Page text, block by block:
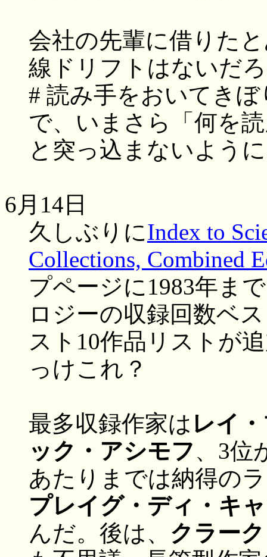
会社の先輩に借りた
線ドリフトはないだ
# 読み手をおいてき
で、いまさら「何を
と突っ込まないよう
6月14日
久しぶりにIndex to
Collections, Combined
プページに1983年ま
ロジーの収録回数ベ
スト10作品リストが
っけこれ？
最多収録作家は レイ
ック・アシモフ、3位
あたりまでは納得の
プレイグ・ディ・キ
んだ。後は、 クラーク